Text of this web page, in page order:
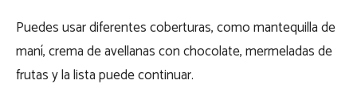
Puedes usar diferentes coberturas, como mantequilla de
maní, crema de avellanas con chocolate, mermeladas de
frutas y la lista puede continuar.